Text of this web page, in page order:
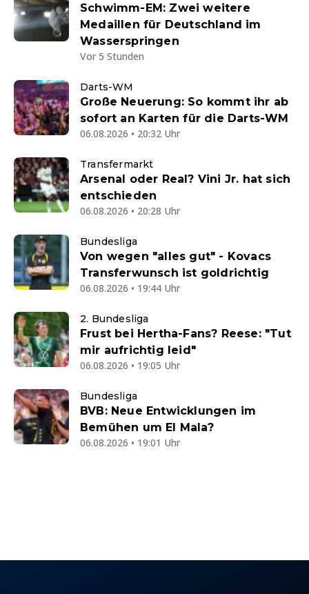
Schwimm-EM: Zwei weitere
Medaillen für Deutschland im
Wasserspringen
Vor 5 Stunden
Darts-WM
Große Neuerung: So kommt ihr ab
sofort an Karten für die Darts-WM
06.08.2026 • 20:32 Uhr
Transfermarkt
Arsenal oder Real? Vini Jr. hat sich
entschieden
06.08.2026 • 20:28 Uhr
Bundesliga
Von wegen "alles gut" - Kovacs
Transferwunsch ist goldrichtig
06.08.2026 • 19:44 Uhr
2. Bundesliga
Frust bei Hertha-Fans? Reese: "Tut
mir aufrichtig leid"
06.08.2026 • 19:05 Uhr
Bundesliga
BVB: Neue Entwicklungen im
Bemühen um El Mala?
06.08.2026 • 19:01 Uhr